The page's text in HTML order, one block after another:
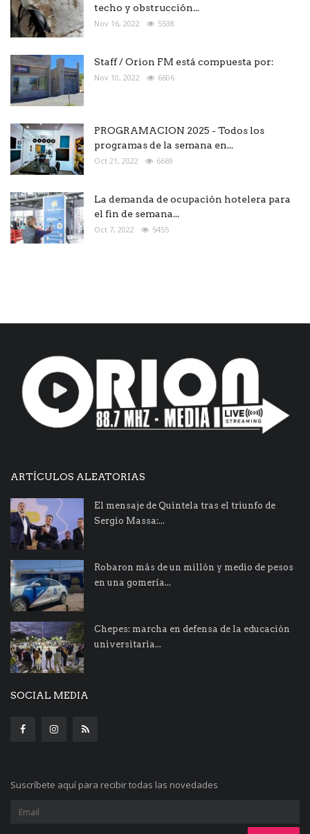
techo y obstrucción...
Nov 16, 2022 5538
Staff / Orion FM está compuesta por:
Nov 10, 2022 6606
PROGRAMACION 2025 - Todos los
programas de la semana en...
Oct 21, 2022 6669
La demanda de ocupación hotelera para
el fin de semana...
Oct 7, 2022 5455
ARTÍCULOS ALEATORIAS
El mensaje de Quintela tras el triunfo de
Sergio Massa:...
Robaron más de un millón y medio de pesos
en una gomería...
Chepes: marcha en defensa de la educación
universitaria...
SOCIAL MEDIA
Suscríbete aquí para recibir todas las novedades